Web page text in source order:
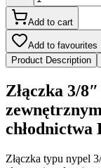
Add to cart
Add to favourites
Product Description
Złączka 3/
chłodnictwa
Złączka typu nypel